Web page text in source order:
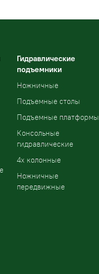
Гидравлические
подъемники
Ножничные
Подъемные столы
Подъемные платформы
Консольные
гидравлические
4х колонные
Ножничные
передвижные